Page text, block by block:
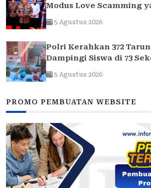
Modus Love Scamming
Kompleks
5 Agustus 2026
Polri Kerahkan 372
Dampingi Siswa di 73
Bersama Taruna Akademi
5 Agustus 2026
PROMO PEMBUATAN WEBSITE